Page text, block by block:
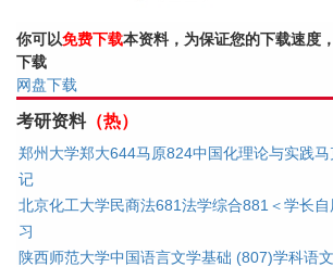
你可以免费下载本资料，为保证您的下载速度
下载
网盘下载
考研资料（热）
郑州大学郑大644马原824中国化理论与实践
记
北京化工大学民商法681法学综合881＜学长
习
陕西师范大学中国语言文学基础 (807)学科语